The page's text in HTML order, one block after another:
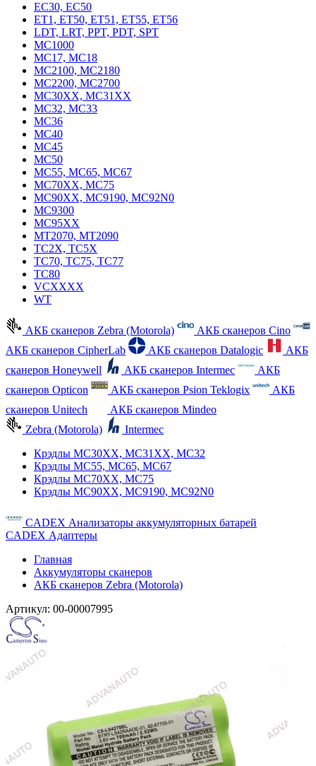
EC30, EC50
ET1, ET50, ET51, ET55, ET56
LDT, LRT, PPT, PDT, SPT
MC1000
MC17, MC18
MC2100, MC2180
MC2200, MC2700
MC30XX, MC31XX
MC32, MC33
MC36
MC40
MC45
MC50
MC55, MC65, MC67
MC70XX, MC75
MC90XX, MC9190, MC92N0
MC9300
MC95XX
MT2070, MT2090
TC2X, TC5X
TC70, TC75, TC77
TC80
VCXXXX
WT
АКБ сканеров Zebra (Motorola)
АКБ сканеров Cino
АКБ сканеров CipherLab
АКБ сканеров Datalogic
АКБ
сканеров Honeywell
АКБ сканеров Intermec
АКБ
сканеров Opticon
АКБ сканеров Psion Teklogix
АКБ
сканеров Unitech
АКБ сканеров Mindeo
Zebra (Motorola)
Intermec
Крэдлы MC30XX, MC31XX, MC32
Крэдлы MC55, MC65, MC67
Крэдлы MC70XX, MC75
Крэдлы MC90XX, MC9190, MC92N0
CADEX Анализаторы аккумуляторных батарей
CADEX Адаптеры
Главная
Аккумуляторы сканеров
АКБ сканеров Zebra (Motorola)
Артикул: 00-00007995